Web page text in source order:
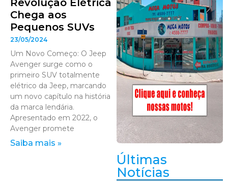
Chega aos
Pequenos SUVs
23/05/2024
Um Novo Começo: O Jeep
Avenger surge como o
primeiro SUV totalmente
elétrico da Jeep, marcando
um novo capítulo na história
da marca lendária.
Apresentado em 2022, o
Avenger promete
Saiba mais »
Últimas
Notícias